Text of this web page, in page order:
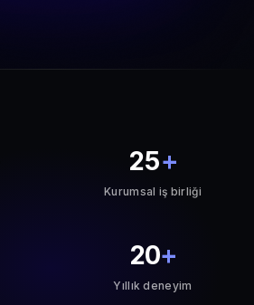
25+
Kurumsal iş birliği
20+
Yıllık deneyim